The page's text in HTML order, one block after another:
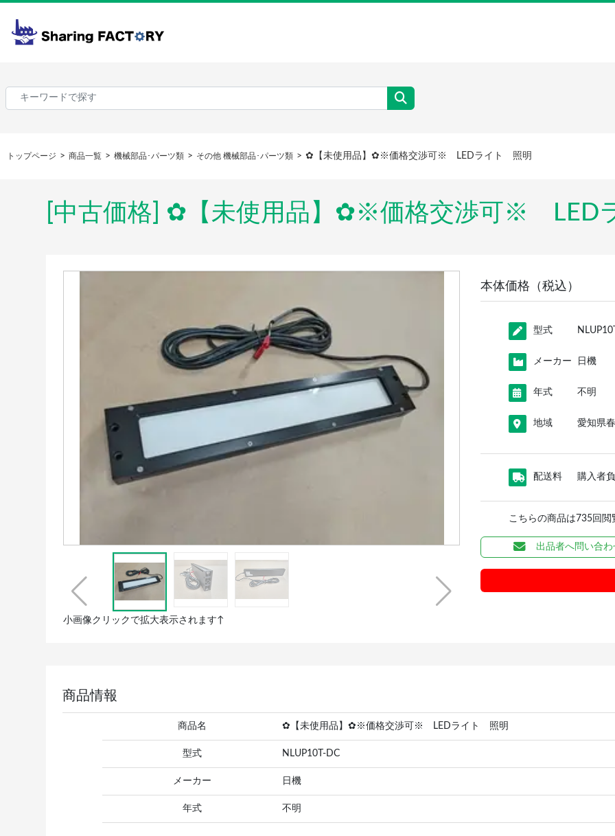
トップページ 商品一覧 機械部品･パーツ類 その他 機械部品･パーツ類 ✿【未使用品】✿※価格交渉可※ LEDライト 照明
[中古価格] ✿【未使用品】✿※価格交渉可※
小画像クリックで拡大表示されます↑
本体価格（税込）
型式
メーカー 日機
年式 不明
地域 愛知県
配送料 購入者
こちらの商品は735回
出品者へ問い合
商品情報
商品名 ✿【未使用品】✿※価格交渉可※ LEDライト 照明
型式 NLUP10T-DC
メーカー 日機
年式 不明